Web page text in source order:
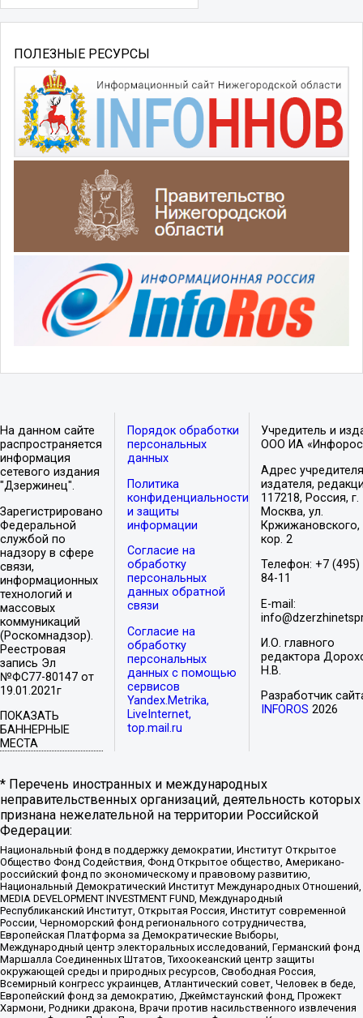
ПОЛЕЗНЫЕ РЕСУРСЫ
На данном сайте
распространяется
информация
сетевого издания
"Дзержинец".
Зарегистрировано
Федеральной
службой по
надзору в сфере
связи,
информационных
технологий и
массовых
коммуникаций
(Роскомнадзор).
Реестровая
запись Эл
№ФС77-80147 от
19.01.2021г
ПОКАЗАТЬ
БАННЕРНЫЕ
МЕСТА
Порядок обработки
персональных
данных
Политика
конфиденциальности
и защиты
информации
Согласие на
обработку
персональных
данных обратной
связи
Согласие на
обработку
персональных
данных с помощью
сервисов
Yandex.Metrika,
LiveInternet,
top.mail.ru
Учредитель и
ООО ИА
Адрес
издателя,
117218, Россия, г.
Москва, ул.
Кржижановского,
кор. 2
Телефон: +7 (495)
84-11
E-mail:
И.О. главного
редактора
Н.В.
Разработчик
INFOROS 2026
* Перечень иностранных и международных
неправительственных организаций, деятельность которых
признана нежелательной на территории Российской
Федерации:
Национальный фонд в поддержку демократии, Институт Открытое
Общество Фонд Содействия, Фонд Открытое общество, Американо-
российский фонд по экономическому и правовому развитию,
Национальный Демократический Институт Международных Отношений,
MEDIA DEVELOPMENT INVESTMENT FUND, Международный
Республиканский Институт, Открытая Россия, Институт современной
России, Черноморский фонд регионального сотрудничества,
Европейская Платформа за Демократические Выборы,
Международный центр электоральных исследований, Германский фонд
Маршалла Соединенных Штатов, Тихоокеанский центр защиты
окружающей среды и природных ресурсов, Свободная Россия,
Всемирный конгресс украинцев, Атлантический совет, Человек в беде,
Европейский фонд за демократию, Джеймстаунский фонд, Прожект
Хармони, Родники дракона, Врачи против насильственного извлечения